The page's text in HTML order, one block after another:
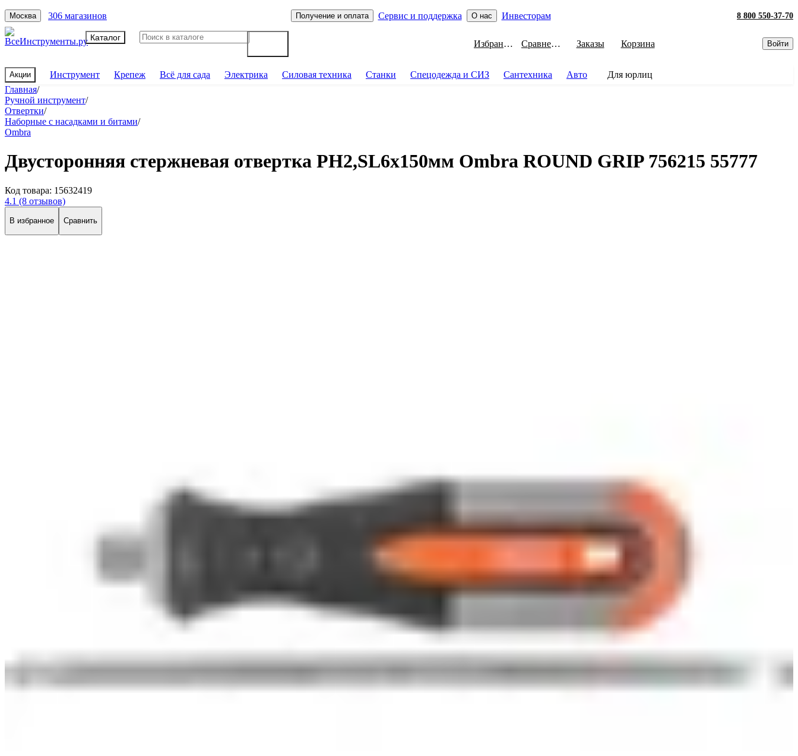
Москва 306 магазинов Получение и оплата Сервис и поддержка О нас Инвесторам 8 800 550-37-70
Каталог
Избранное Сравнение Заказы Корзина Войти
Акции Инструмент Крепеж Всё для сада Электрика Силовая техника Станки Спецодежда и СИЗ Сантехника Авто
Для юрлиц
Главная/
Ручной инструмент/
Отвертки/
Наборные с насадками и битами/
Ombra
Двусторонняя стержневая отвертка РН2,SL6x150мм Ombra ROUND GRIP 756215 55777
Код товара: 15632419
4.1 (8 отзывов)
В избранное Сравнить